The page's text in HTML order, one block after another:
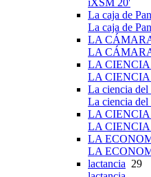
iXSM 20'
La caja de
La caja de
LA
LA
LA
LA
La ciencia del
La ciencia del
LA
LA
LA
LA
lactancia 29